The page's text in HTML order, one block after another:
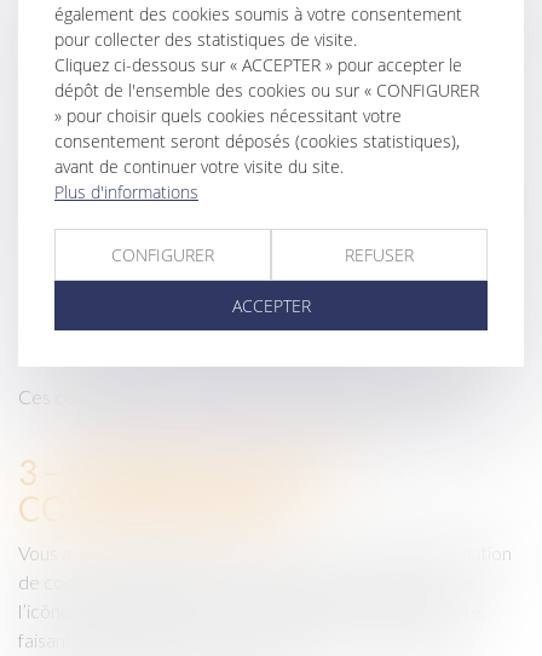
validité
Google
Analytics
Suivre les
statistiques de
visites du site
internet
Piwik
Suivre les
internet
13 mois
Ces cookies expirent au bout d’un maximum de 13 mois.
3 – PARAMÉTRAGE ET
CONSENTEMENT
Vous avez la possibilité d’accepter ou de refuser l’installation
de cookies soumis à votre consentement en cliquant sur
l’icône orange apparaissant en bas à gauche de notre site,
faisant apparaître la section dédiée au paramétrage des
également des cookies soumis à votre consentement
pour collecter des statistiques de visite.
Cliquez ci-dessous sur « ACCEPTER » pour accepter le
dépôt de l'ensemble des cookies ou sur « CONFIGURER
» pour choisir quels cookies nécessitant votre
consentement seront déposés (cookies statistiques),
avant de continuer votre visite du site.
Plus d'informations
CONFIGURER REFUSER
ACCEPTER